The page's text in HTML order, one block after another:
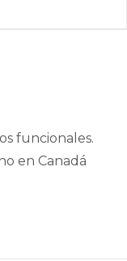
funcionales.
en Canadá